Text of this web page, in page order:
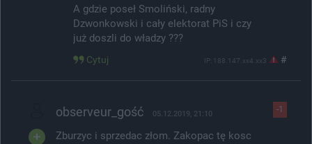
A gdzie poseł Smoliński, radny
Dzwonkowski i cały elektorat PiS i czy
już doszli do władzy ???
Cytuj IP: 188.147.xx4.xx3 #
-1
observeur_gość 05.12.2019, 21:10
Zburzyc i sprzedac złom. Zakopac tę kosc